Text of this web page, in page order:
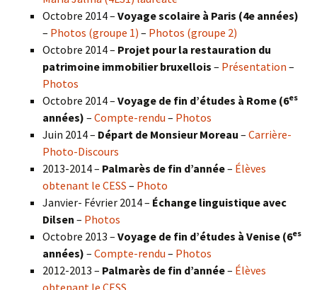
Octobre 2014 – Voyage scolaire à Paris (4e années)
– Photos (groupe 1) – Photos (groupe 2)
Octobre 2014 – Projet pour la restauration du
patrimoine immobilier bruxellois – Présentation –
Photos
Octobre 2014 – Voyage de fin d’études à Rome (6es
années) – Compte-rendu – Photos
Juin 2014 – Départ de Monsieur Moreau – Carrière-
Photo-Discours
2013-2014 – Palmarès de fin d’année– Élèves
obtenant le CESS – Photo
Janvier- Février 2014 – Échange linguistique avec
Dilsen – Photos
Octobre 2013 – Voyage de fin d’études à Venise (6es
années) – Compte-rendu – Photos
2012-2013 – Palmarès de fin d’année– Élèves